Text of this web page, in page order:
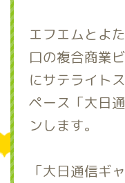
エフエムとよ
口の複合商業
にサテライト
ペース「大日
ンします。
「大日通信ギ